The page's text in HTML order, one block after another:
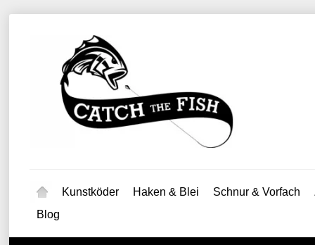
Kunstköder Haken & Blei Schnur & Vorfach
Blog